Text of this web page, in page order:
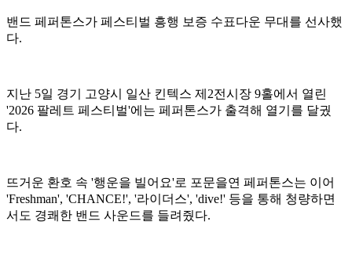
밴드 페퍼톤스가 페스티벌 흥행 보증 수표다운 무대를 선사했
다.
지난 5일 경기 고양시 일산 킨텍스 제2전시장 9홀에서 열린
'2026 팔레트 페스티벌'에는 페퍼톤스가 출격해 열기를 달궜
다.
뜨거운 환호 속 '행운을 빌어요'로 포문을연 페퍼톤스는 이어
'Freshman', 'CHANCE!', '라이더스', 'dive!' 등을 통해 청량하면
서도 경쾌한 밴드 사운드를 들려줬다.